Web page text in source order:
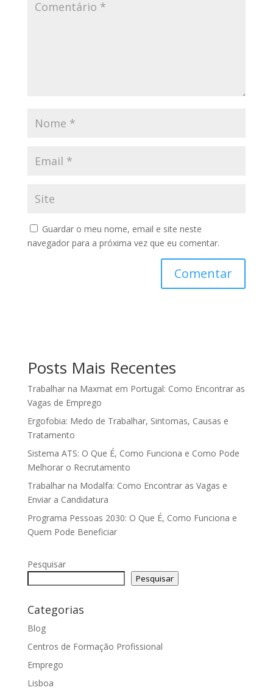
Guardar o meu nome, email e site neste
navegador para a próxima vez que eu comentar.
Posts Mais Recentes
Trabalhar na Maxmat em Portugal: Como Encontrar as
Vagas de Emprego
Ergofobia: Medo de Trabalhar, Sintomas, Causas e
Tratamento
Sistema ATS: O Que É, Como Funciona e Como Pode
Melhorar o Recrutamento
Trabalhar na Modalfa: Como Encontrar as Vagas e
Enviar a Candidatura
Programa Pessoas 2030: O Que É, Como Funciona e
Quem Pode Beneficiar
Pesquisar
Pesquisar
Categorias
Blog
Centros de Formação Profissional
Emprego
Lisboa